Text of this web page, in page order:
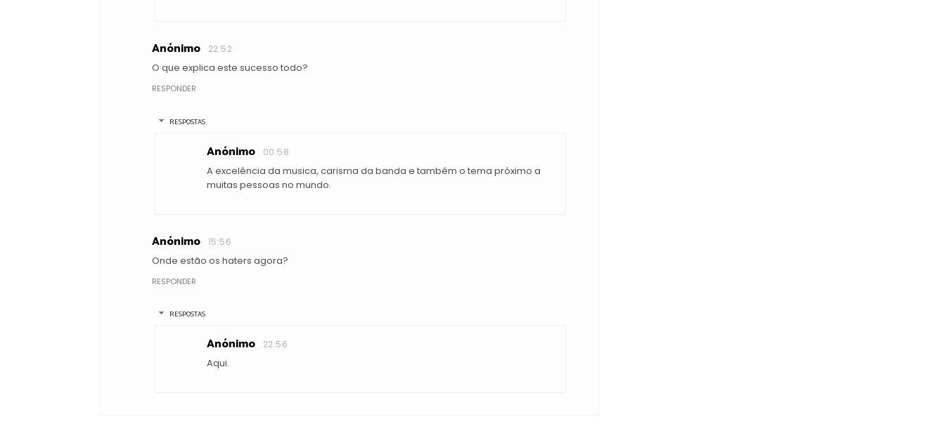
Anónimo 22:52
O que explica este sucesso todo?
RESPONDER
RESPOSTAS
Anónimo 00:58
A excelência da musica, carisma da banda e também o tema próximo a
muitas pessoas no mundo.
Anónimo 15:56
Onde estão os haters agora?
RESPONDER
RESPOSTAS
Anónimo 22:56
Aqui.